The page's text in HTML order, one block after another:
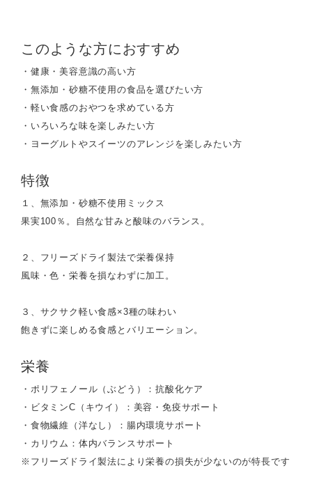
このような方におすすめ
・健康・美容意識の高い方
・無添加・砂糖不使用の食品を選びたい方
・軽い食感のおやつを求めている方
・いろいろな味を楽しみたい方
・ヨーグルトやスイーツのアレンジを楽しみたい方
特徴
１、無添加・砂糖不使用ミックス
果実100％。自然な甘みと酸味のバランス。
２、フリーズドライ製法で栄養保持
風味・色・栄養を損なわずに加工。
３、サクサク軽い食感×3種の味わい
飽きずに楽しめる食感とバリエーション。
栄養
・ポリフェノール（ぶどう）：抗酸化ケア
・ビタミンC（キウイ）：美容・免疫サポート
・食物繊維（洋なし）：腸内環境サポート
・カリウム：体内バランスサポート
※フリーズドライ製法により栄養の損失が少ないのが特長です